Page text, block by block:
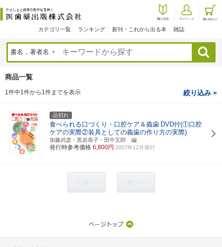
カテゴリ一覧 ランキング 新刊・これから出る本 雑誌
検索
商品一覧
1件中1件から1件までを表示 絞り込み »
品切れ
食べられる口づくり・口腔ケア＆義歯 DVD付(①口腔
ケアの実際②装具としての義歯の作り方の実際)
加藤武彦・黒岩恭子・田中五郎 編
発行時参考価格 6,800円 2007年12月発行